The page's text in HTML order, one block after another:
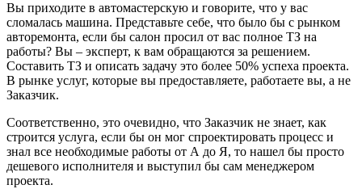
Вы приходите в автомастерскую и говорите, что у вас
сломалась машина. Представьте себе, что было бы с рынком
авторемонта, если бы салон просил от вас полное ТЗ на
работы? Вы – эксперт, к вам обращаются за решением.
Составить ТЗ и описать задачу это более 50% успеха проекта.
В рынке услуг, которые вы предоставляете, работаете вы, а не
Заказчик.
Соответственно, это очевидно, что Заказчик не знает, как
строится услуга, если бы он мог спроектировать процесс и
знал все необходимые работы от А до Я, то нашел бы просто
дешевого исполнителя и выступил бы сам менеджером
проекта.